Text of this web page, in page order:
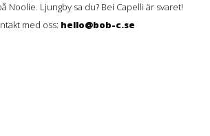
Noolie. Ljungby sa du? Bei Capelli är svaret!
med oss: hello@bob-c.se